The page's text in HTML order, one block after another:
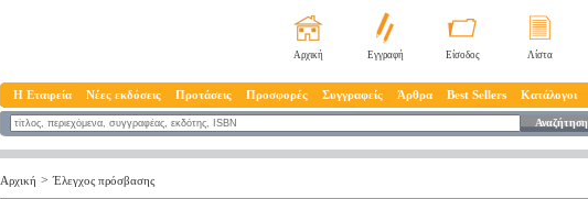
Αρχική Εγγραφή Είσοδος Λίστα
Η Εταιρεία Νέες εκδόσεις Προτάσεις Προσφορές Συγγραφείς Άρθρα Best Sellers Κατάλογοι
Αναζήτηση
Αρχική > Έλεγχος πρόσβασης